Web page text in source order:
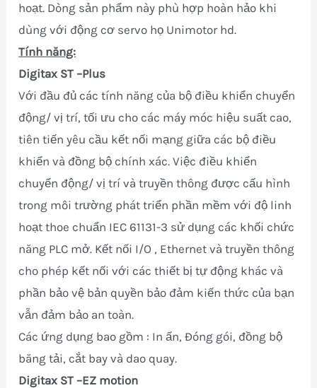
hoạt. Dòng sản phẩm này phù hợp hoàn hảo khi
dùng với động cơ servo họ Unimotor hd.
Tính năng:
Digitax ST –Plus
Với đầu đủ các tính năng của bộ điều khiển chuyển
động/ vị trí, tối ưu cho các máy móc hiệu suất cao,
tiên tiến yêu cầu kết nối mạng giữa các bộ điều
khiển và đồng bộ chính xác. Việc điều khiển
chuyển động/ vị trí và truyền thông được cấu hình
trong môi trường phát triển phần mềm với độ linh
hoạt thoe chuẩn IEC 61131-3 sử dụng các khối chức
năng PLC mở. Kết nối I/O , Ethernet và truyền thông
cho phép kết nối với các thiết bị tự động khác và
phần bảo vệ bản quyền bảo đảm kiến thức của bạn
vẫn đảm bảo an toàn.
Các ứng dụng bao gồm : In ấn, Đóng gói, đồng bộ
băng tải, cắt bay và dao quay.
Digitax ST –EZ motion